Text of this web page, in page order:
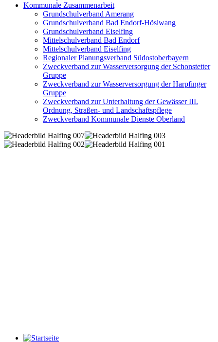
Kommunale Zusammenarbeit
Grundschulverband Amerang
Grundschulverband Bad Endorf-Höslwang
Grundschulverband Eiselfing
Mittelschulverband Bad Endorf
Mittelschulverband Eiselfing
Regionaler Planungsverband Südostoberbayern
Zweckverband zur Wasserversorgung der Schonstetter
Gruppe
Zweckverband zur Wasserversorgung der Harpfinger
Gruppe
Zweckverband zur Unterhaltung der Gewässer III.
Ordnung, Straßen- und Landschaftspflege
Zweckverband Kommunale Dienste Oberland